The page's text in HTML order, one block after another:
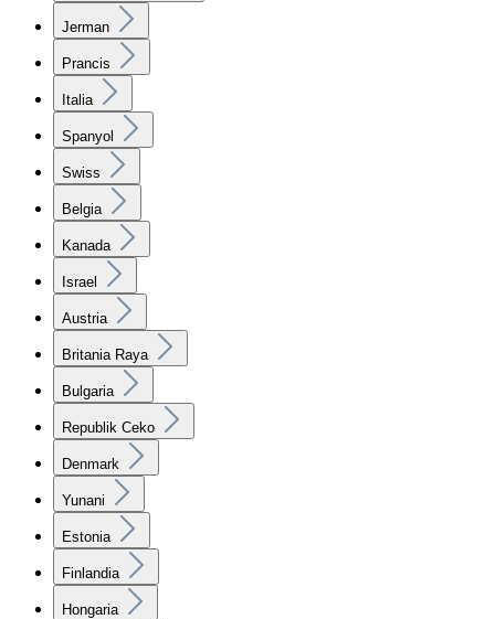
Jerman
Prancis
Italia
Spanyol
Swiss
Belgia
Kanada
Israel
Austria
Britania Raya
Bulgaria
Republik Ceko
Denmark
Yunani
Estonia
Finlandia
Hongaria